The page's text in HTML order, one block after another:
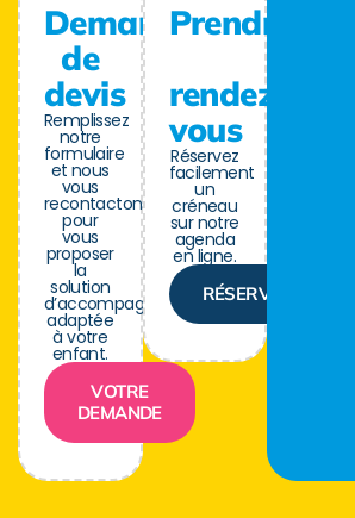
Demande
de
devis
Remplissez
notre
formulaire
et nous
vous
recontactons
pour
vous
proposer
la
solution
d’accompagnement
adaptée
à votre
enfant.
VOTRE
DEMANDE
Prendre
rendez-
vous
Réservez
facilement
un
créneau
sur notre
agenda
en ligne.
RÉSERVER